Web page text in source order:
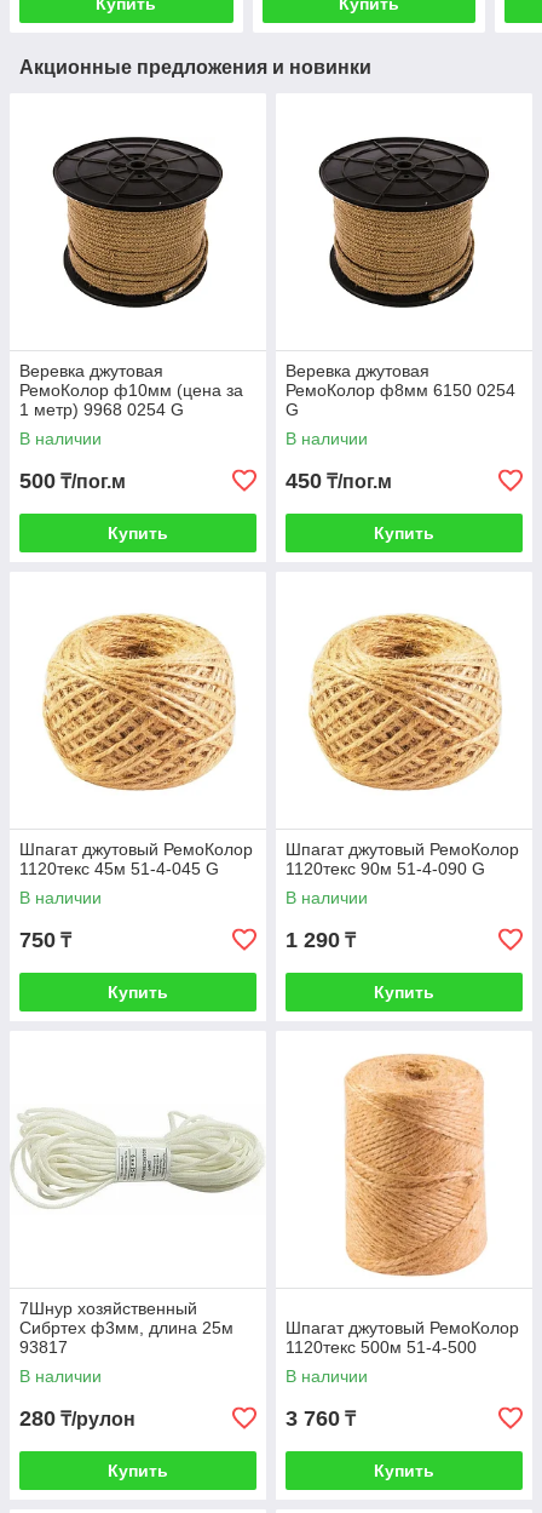
Купить Купить
Акционные предложения и новинки
Веревка джутовая
РемоКолор ф10мм (цена за
1 метр) 9968 0254 G
В наличии
500 ₸/пог.м
Купить
Веревка джутовая
РемоКолор ф8мм 6150 0254
G
В наличии
450 ₸/пог.м
Купить
Шпагат джутовый РемоКолор
1120текс 45м 51-4-045 G
В наличии
750 ₸
Купить
Шпагат джутовый РемоКолор
1120текс 90м 51-4-090 G
В наличии
1 290 ₸
Купить
7Шнур хозяйственный
Сибртех ф3мм, длина 25м
93817
В наличии
280 ₸/рулон
Купить
Шпагат джутовый РемоКолор
1120текс 500м 51-4-500
В наличии
3 760 ₸
Купить